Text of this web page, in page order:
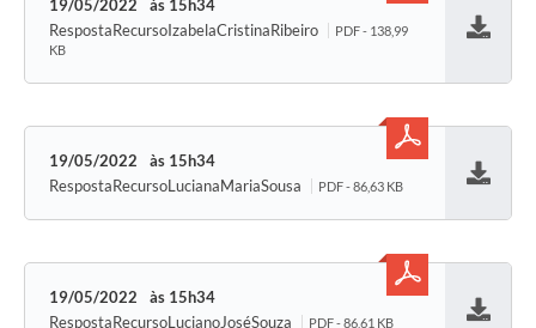
19/05/2022
15h34
RespostaRecursoIzabelaCristinaRibeiro
PDF - 138,99
KB
19/05/2022
15h34
RespostaRecursoLucianaMariaSousa
PDF - 86,63 KB
19/05/2022
15h34
RespostaRecursoLucianoJoséSouza
PDF - 86,61 KB